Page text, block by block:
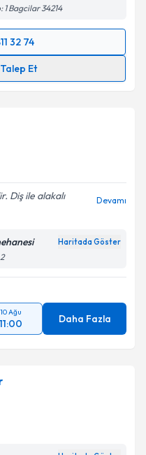
1 Bagcilar 34214
32 74
Et
ile bilgilendireceğiz.
ediyorum.
Diş ile alakalı
Devamı
Haritada Göster
10 Ağu
11:00 Daha Fazla